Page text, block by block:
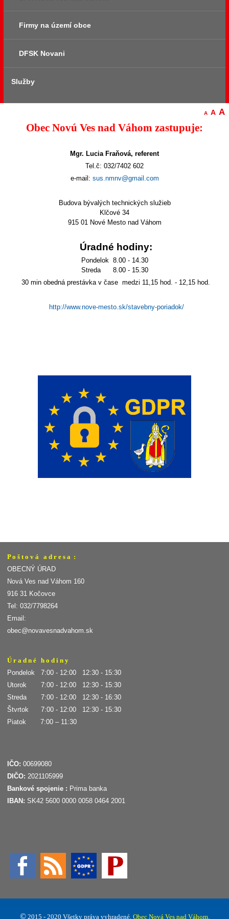
Zmluvy
Fotomapa
Štatút obce
Firmy na území obce
DFSK Novani
Služby
A A A
Obec Novú Ves nad Váhom zastupuje:
Mgr. Lucia Fraňová, referent
Tel.č: 032/7402 602
e-mail: sus.nmnv@gmail.com
Budova bývalých technických služieb
Klčové 34
915 01 Nové Mesto nad Váhom
Úradné hodiny:
Pondelok 8.00 - 14.30
Streda 8.00 - 15.30
30 min obedná prestávka v čase medzi 11,15 hod. - 12,15 hod.
http://www.nove-mesto.sk/stavebny-poriadok/
P o š t o v á a d r e s a :
OBECNÝ ÚRAD
Nová Ves nad Váhom 160
916 31 Kočovce
Tel: 032/7798264
Email:
obec@novavesnadvahom.sk
Ú r a d n é h o d i n y
Pondelok 7:00 - 12:00 12:30 - 15:30
Utorok 7:00 - 12:00 12:30 - 15:30
Streda 7:00 - 12:00 12:30 - 16:30
Štvrtok 7:00 - 12:00 12:30 - 15:30
Piatok 7:00 – 11:30
IČO: 00699080
DIČO: 2021105999
Bankové spojenie : Prima banka
IBAN: SK42 5600 0000 0058 0464 2001
©2015 - 2020 Všetky práva vyhradené. Obec Nová Ves nad Váhom.